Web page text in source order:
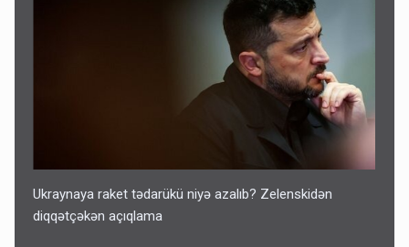
Ukraynaya raket tədarükü niyə azalıb? Zelenskidən
diqqətçəkən açıqlama